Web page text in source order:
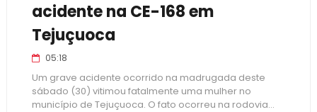
acidente na CE-168 em
Tejuçuoca
05:18
Um grave acidente ocorrido na madrugada deste
sábado (30) vitimou fatalmente uma mulher no
município de Tejuçuoca. O fato ocorreu na rodovia...